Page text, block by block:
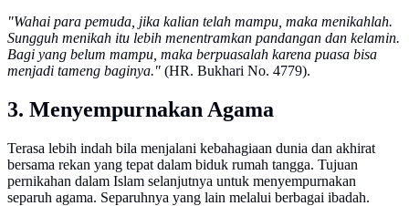
"Wahai para pemuda, jika kalian telah mampu, maka menikahlah.
Sungguh menikah itu lebih menentramkan pandangan dan kelamin.
Bagi yang belum mampu, maka berpuasalah karena puasa bisa
menjadi tameng baginya." (HR. Bukhari No. 4779).
3. Menyempurnakan Agama
Terasa lebih indah bila menjalani kebahagiaan dunia dan akhirat
bersama rekan yang tepat dalam biduk rumah tangga. Tujuan
pernikahan dalam Islam selanjutnya untuk menyempurnakan
separuh agama. Separuhnya yang lain melalui berbagai ibadah.